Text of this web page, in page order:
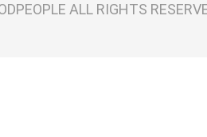
ALL RIGHTS